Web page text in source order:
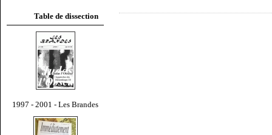
Table de dissection
1997 - 2001 - Les Brandes